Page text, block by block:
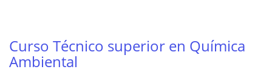
Curso Técnico superior en Química
Ambiental